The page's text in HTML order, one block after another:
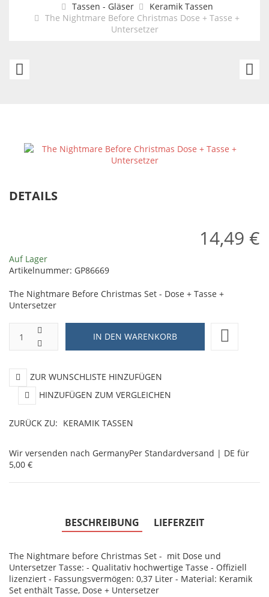
Tassen - Gläser
Keramik Tassen
The Nightmare Before Christmas Dose + Tasse +
Untersetzer
The
DETAILS
14,49 €
Auf Lager
Artikelnummer: GP86669
The Nightmare Before Christmas Set - Dose + Tasse +
Untersetzer
ZUR WUNSCHLISTE HINZUFÜGEN
HINZUFÜGEN ZUM VERGLEICHEN
ZURÜCK ZU: KERAMIK TASSEN
Wir versenden nach GermanyPer Standardversand | DE für
5,00 €
BESCHREIBUNG LIEFERZEIT
The Nightmare before Christmas Set - mit Dose und
Untersetzer Tasse: - Qualitativ hochwertige Tasse - Offiziell
lizenziert - Fassungsvermögen: 0,37 Liter - Material: Keramik
Set enthält Tasse, Dose + Untersetzer